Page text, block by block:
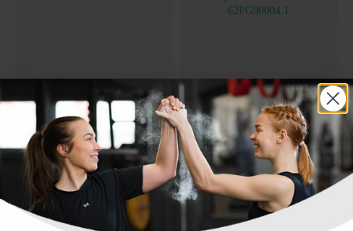
Jõusaali varustus
Power Plate Roller must
Jõusaali varustus
Power Plate Pulse
massaažipüstol must